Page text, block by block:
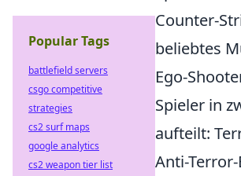
Counter-
beliebtes
Ego-
Spieler in
aufteilt:
Anti-
Popular Tags
battlefield servers
csgo competitive
strategies
cs2 surf maps
google analytics
cs2 weapon tier list